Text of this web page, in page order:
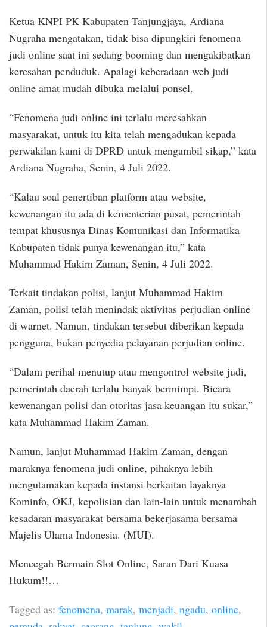
Ketua KNPI PK Kabupaten Tanjungjaya, Ardiana
Nugraha mengatakan, tidak bisa dipungkiri fenomena
judi online saat ini sedang booming dan mengakibatkan
keresahan penduduk. Apalagi keberadaan web judi
online amat mudah dibuka melalui ponsel.
“Fenomena judi online ini terlalu meresahkan
masyarakat, untuk itu kita telah mengadukan kepada
perwakilan kami di DPRD untuk mengambil sikap,” kata
Ardiana Nugraha, Senin, 4 Juli 2022.
“Kalau soal penertiban platform atau website,
kewenangan itu ada di kementerian pusat, pemerintah
tempat khususnya Dinas Komunikasi dan Informatika
Kabupaten tidak punya kewenangan itu,” kata
Muhammad Hakim Zaman, Senin, 4 Juli 2022.
Terkait tindakan polisi, lanjut Muhammad Hakim
Zaman, polisi telah menindak aktivitas perjudian online
di warnet. Namun, tindakan tersebut diberikan kepada
pengguna, bukan penyedia pelayanan perjudian online.
“Dalam perihal menutup atau mengontrol website judi,
pemerintah daerah terlalu banyak bermimpi. Bicara
kewenangan polisi dan otoritas jasa keuangan itu sukar,”
kata Muhammad Hakim Zaman.
Namun, lanjut Muhammad Hakim Zaman, dengan
maraknya fenomena judi online, pihaknya lebih
mengutamakan kepada instansi berkaitan layaknya
Kominfo, OKJ, kepolisian dan lain-lain untuk menambah
kesadaran masyarakat bersama bekerjasama bersama
Majelis Ulama Indonesia. (MUI).
Mencegah Bermain Slot Online, Saran Dari Kuasa
Hukum!!…
Tagged as: fenomena, marak, menjadi, ngadu, online,